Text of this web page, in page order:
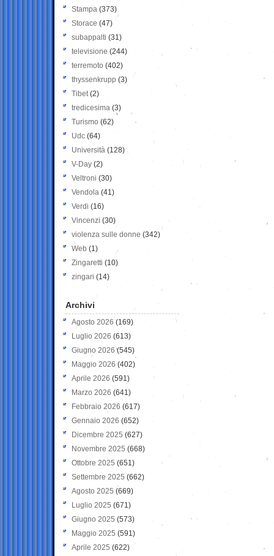
Stampa (373)
Storace (47)
subappalti (31)
televisione(244)
terremoto (402)
thyssenkrupp (3)
Tibet(2)
tredicesima (3)
Turismo (62)
Udc (64)
Università (128)
V-Day (2)
Veltroni (30)
Vendola (41)
Verdi (16)
Vincenzi (30)
violenza sulle donne (342)
Web (1)
Zingaretti (10)
zingari (14)
Archivi
Agosto 2026 (169)
Luglio 2026 (613)
Giugno 2026 (545)
Maggio 2026 (402)
Aprile 2026 (591)
Marzo 2026 (641)
Febbraio 2026 (617)
Gennaio 2026 (652)
Dicembre 2025 (627)
Novembre 2025 (668)
Ottobre 2025 (651)
Settembre 2025 (662)
Agosto 2025 (669)
Luglio 2025 (671)
Giugno 2025 (573)
Maggio 2025 (591)
Aprile 2025 (622)